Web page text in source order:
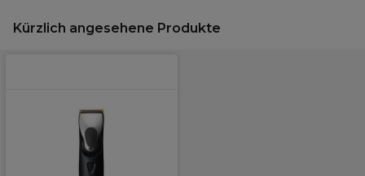
Kürzlich angesehene Produkte